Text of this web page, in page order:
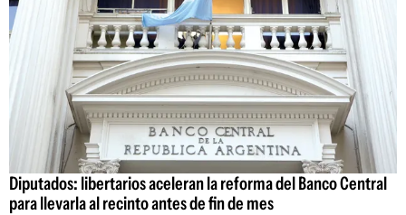
Diputados: libertarios aceleran la reforma del Banco Central
para llevarla al recinto antes de fin de mes